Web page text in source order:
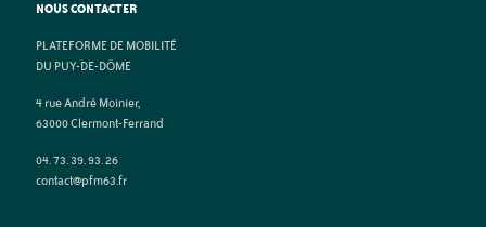
NOUS CONTACTER
PLATEFORME DE MOBILITÉ
DU PUY-DE-DÔME
4 rue André Moinier,
63000 Clermont-Ferrand
04. 73. 39. 93. 26
contact@pfm63.fr